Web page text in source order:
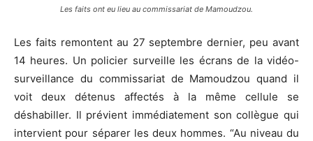
Les faits ont eu lieu au commissariat de Mamoudzou.
Les faits remontent au 27 septembre dernier, peu avant
14 heures. Un policier surveille les écrans de la vidéo-
surveillance du commissariat de Mamoudzou quand il
voit deux détenus affectés à la même cellule se
déshabiller. Il prévient immédiatement son collègue qui
intervient pour séparer les deux hommes. “Au niveau du